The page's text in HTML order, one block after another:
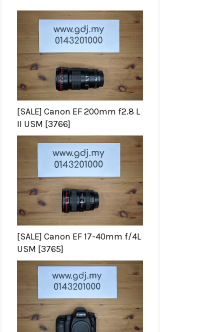
[SALE] Canon EF 200mm f2.8 L
II USM [3766]
[SALE] Canon EF 17-40mm f/4L
USM [3765]